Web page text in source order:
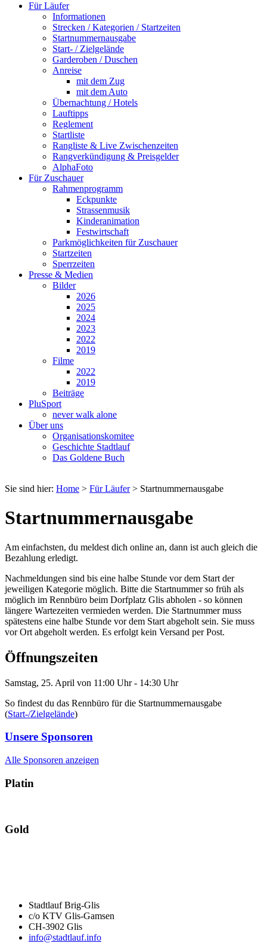
Für Läufer
Informationen
Strecken / Kategorien / Startzeiten
Startnummernausgabe
Start- / Zielgelände
Garderoben / Duschen
Anreise
mit dem Zug
mit dem Auto
Übernachtung / Hotels
Lauftipps
Reglement
Startliste
Rangliste & Live Zwischenzeiten
Rangverkündigung & Preisgelder
AlphaFoto
Für Zuschauer
Rahmenprogramm
Eckpunkte
Strassenmusik
Kinderanimation
Festwirtschaft
Parkmöglichkeiten für Zuschauer
Startzeiten
Sperrzeiten
Presse & Medien
Bilder
2026
2025
2024
2023
2022
2019
Filme
2022
2019
Beiträge
PluSport
never walk alone
Über uns
Organisationskomitee
Geschichte Stadtlauf
Das Goldene Buch
Sie sind hier: Home > Für Läufer> Startnummernausgabe
Startnummernausgabe
Am einfachsten, du meldest dich online an, dann ist auch gleich die
Bezahlung erledigt.
Nachmeldungen sind bis eine halbe Stunde vor dem Start der
jeweiligen Kategorie möglich. Bitte die Startnummer so früh als
möglich im Rennbüro beim Dorfplatz Glis abholen - so können
längere Wartezeiten vermieden werden. Die Startnummer muss
spätestens eine halbe Stunde vor dem Start abgeholt sein. Sie muss
vor Ort abgeholt werden. Es erfolgt kein Versand per Post.
Öffnungszeiten
Samstag, 25. April von 11:00 Uhr - 14:30 Uhr
So findest du das Rennbüro für die Startnummernausgabe
(Start-/Zielgelände)
Unsere Sponsoren
Alle Sponsoren anzeigen
Platin
Gold
Stadtlauf Brig-Glis
c/o KTV Glis-Gamsen
CH-3902 Glis
info@stadtlauf.info